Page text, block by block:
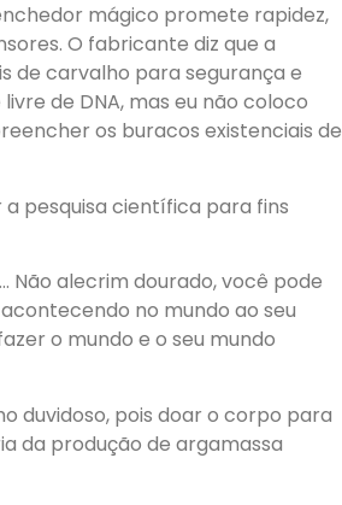
mágico promete rapidez,
O fabricante diz que a
de carvalho para segurança e
de DNA, mas eu não coloco
os buracos existenciais de
pesquisa científica para fins
Não alecrim dourado, você pode
acontecendo no mundo ao seu
o mundo e o seu mundo
duvidoso, pois doar o corpo para
da produção de argamassa